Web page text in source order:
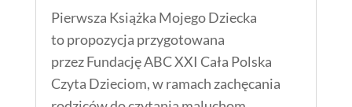
Pierwsza Książka Mojego Dziecka
to propozycja przygotowana
przez Fundację ABC XXI Cała Polska
Czyta Dzieciom, w ramach zachęcania